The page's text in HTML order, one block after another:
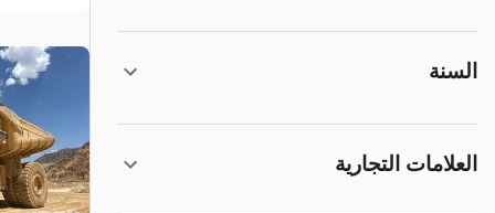
السنة
العلامات التجارية